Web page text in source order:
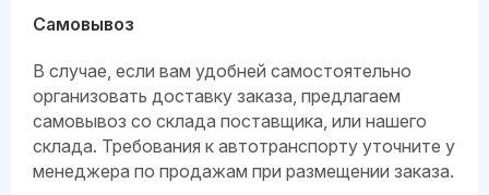
Самовывоз
В случае, если вам удобней самостоятельно
организовать доставку заказа, предлагаем
самовывоз со склада поставщика, или нашего
склада. Требования к автотранспорту уточните у
менеджера по продажам при размещении заказа.